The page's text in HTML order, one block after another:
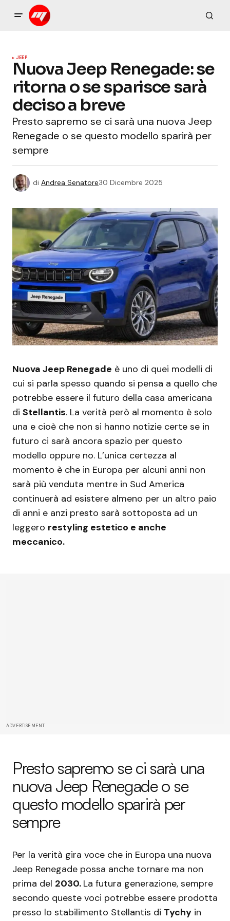
JEEP
Nuova Jeep Renegade: se
ritorna o se sparisce sarà
deciso a breve
Presto sapremo se ci sarà una nuova Jeep
Renegade o se questo modello sparirà per
sempre
di Andrea Senatore30 Dicembre 2025
Nuova Jeep Renegade è uno di quei modelli di
cui si parla spesso quando si pensa a quello che
potrebbe essere il futuro della casa americana
di Stellantis. La verità però al momento è solo
una e cioè che non si hanno notizie certe se in
futuro ci sarà ancora spazio per questo
modello oppure no. L’unica certezza al
momento è che in Europa per alcuni anni non
sarà più venduta mentre in Sud America
continuerà ad esistere almeno per un altro paio
di anni e anzi presto sarà sottoposta ad un
leggero restyling estetico e anche
meccanico.
ADVERTISEMENT
Presto sapremo se ci sarà una
nuova Jeep Renegade o se
questo modello sparirà per
sempre
Per la verità gira voce che in Europa una nuova
Jeep Renegade possa anche tornare ma non
prima del 2030. La futura generazione, sempre
secondo queste voci potrebbe essere prodotta
presso lo stabilimento Stellantis di Tychy in